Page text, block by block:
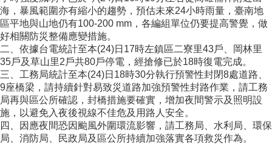
海，暴風範圍亦有縮小的趨勢，預估未來24小時雨量，臺南地
區平地與山地仍有100-200 mm，各編組單位仍要提高警覺，做
好相關防災整備應變措施。
二、依據台電統計至本(24)日17時左鎮區二寮里43戶、岡林里
35戶及草山里2戶共80戶停電，經搶修已於18時復電完成。
三、工務局統計至本(24)日18時30分執行預警性封閉8處道路、
9座橋梁，請持續針對易致災道路加強預警性封路作業，請工務
局再與區公所確認，封橋措施要確實，增加夜間警示及照明設
施，以避免入夜後視線不佳危及用路人安全。
四、因應夜間恐因颱風外圍環流影響，請工務局、水利局、環保
局、消防局、民政局及區公所持續加強落實各項救災作為。